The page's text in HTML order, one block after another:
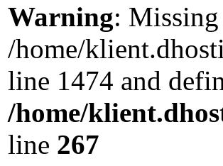
Warning:
/home/
line 1474 and
/home/
line 267